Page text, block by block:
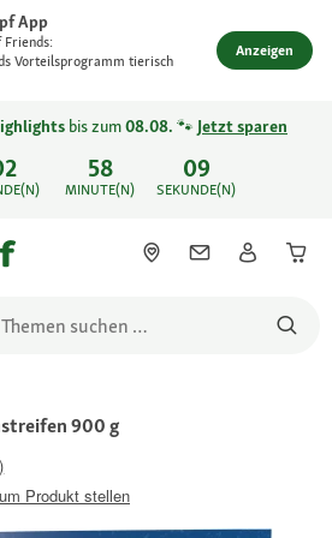
App
Friends:
Vorteilsprogramm tierisch
Anzeigen
58
MINUTE(N)
09
SEKUNDE(N)
bis zum08.08. 🐾 Jetzt sparen
900 g
Produkt stellen